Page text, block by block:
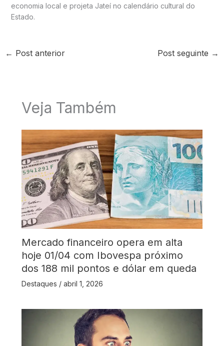
economia local e projeta Jateí no calendário cultural do
Estado.
← Post anterior Post seguinte →
Veja Também
Mercado financeiro opera em alta
hoje 01/04 com Ibovespa próximo
dos 188 mil pontos e dólar em queda
Destaques / abril 1, 2026